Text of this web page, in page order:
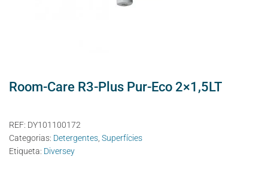
Room-Care R3-Plus Pur-Eco 2×1,5LT
REF: DY101100172
Categorias: Detergentes, Superfícies
Etiqueta: Diversey